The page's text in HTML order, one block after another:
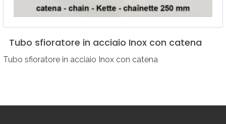
Tubo sfioratore in acciaio Inox con catena
Tubo sfioratore in acciaio Inox con catena